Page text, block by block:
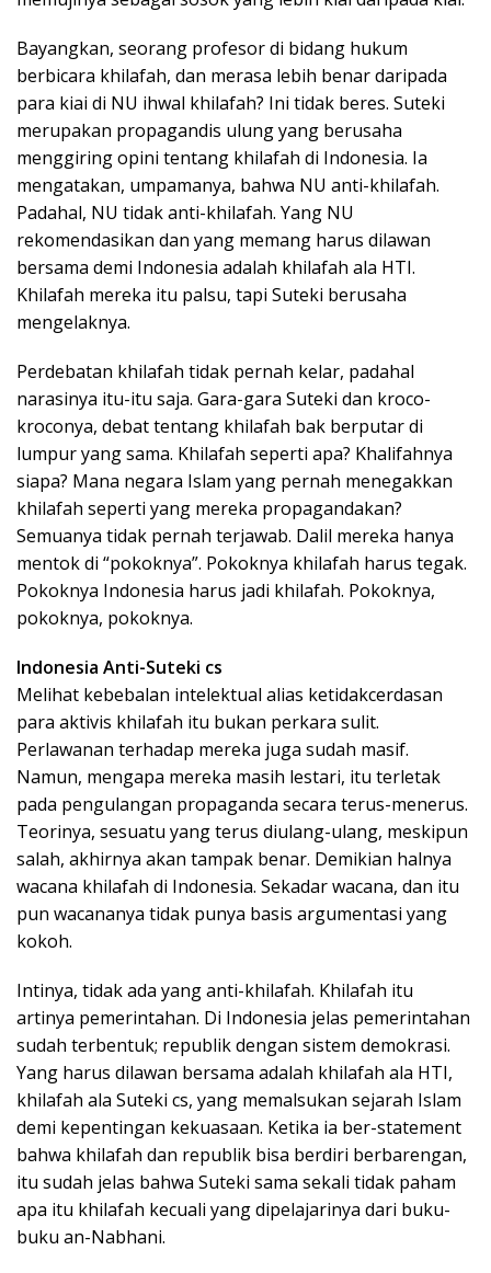
Bayangkan, seorang profesor di bidang hukum
berbicara khilafah, dan merasa lebih benar daripada
para kiai di NU ihwal khilafah? Ini tidak beres. Suteki
merupakan propagandis ulung yang berusaha
menggiring opini tentang khilafah di Indonesia. Ia
mengatakan, umpamanya, bahwa NU anti-khilafah.
Padahal, NU tidak anti-khilafah. Yang NU
rekomendasikan dan yang memang harus dilawan
bersama demi Indonesia adalah khilafah ala HTI.
Khilafah mereka itu palsu, tapi Suteki berusaha
mengelaknya.
Perdebatan khilafah tidak pernah kelar, padahal
narasinya itu-itu saja. Gara-gara Suteki dan kroco-
kroconya, debat tentang khilafah bak berputar di
lumpur yang sama. Khilafah seperti apa? Khalifahnya
siapa? Mana negara Islam yang pernah menegakkan
khilafah seperti yang mereka propagandakan?
Semuanya tidak pernah terjawab. Dalil mereka hanya
mentok di “pokoknya”. Pokoknya khilafah harus tegak.
Pokoknya Indonesia harus jadi khilafah. Pokoknya,
pokoknya, pokoknya.
Indonesia Anti-Suteki cs
Melihat kebebalan intelektual alias ketidakcerdasan
para aktivis khilafah itu bukan perkara sulit.
Perlawanan terhadap mereka juga sudah masif.
Namun, mengapa mereka masih lestari, itu terletak
pada pengulangan propaganda secara terus-menerus.
Teorinya, sesuatu yang terus diulang-ulang, meskipun
salah, akhirnya akan tampak benar. Demikian halnya
wacana khilafah di Indonesia. Sekadar wacana, dan itu
pun wacananya tidak punya basis argumentasi yang
kokoh.
Intinya, tidak ada yang anti-khilafah. Khilafah itu
artinya pemerintahan. Di Indonesia jelas pemerintahan
sudah terbentuk; republik dengan sistem demokrasi.
Yang harus dilawan bersama adalah khilafah ala HTI,
khilafah ala Suteki cs, yang memalsukan sejarah Islam
demi kepentingan kekuasaan. Ketika ia ber-statement
bahwa khilafah dan republik bisa berdiri berbarengan,
itu sudah jelas bahwa Suteki sama sekali tidak paham
apa itu khilafah kecuali yang dipelajarinya dari buku-
buku an-Nabhani.